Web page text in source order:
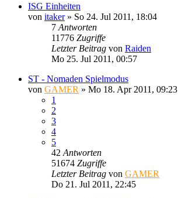
ISG Einheiten
von itaker» So 24. Jul 2011, 18:04
7 Antworten
11776 Zugriffe
Letzter Beitrag von Raiden
Mo 25. Jul 2011, 00:57
ST - Nomaden Spielmodus
von GAMER » Mo 18. Apr 2011, 09:23
1
2
3
4
5
42 Antworten
51674 Zugriffe
Letzter Beitrag von GAMER
Do 21. Jul 2011, 22:45